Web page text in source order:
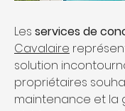
Les services de
Cavalaire
solution
propriétaires
maintenance et la